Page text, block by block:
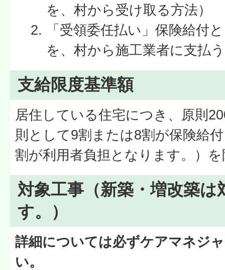
を、村から受け取る方法）
「受領委任払い」保険給付
を、村から施工業者に支払
支給限度基準額
居住している住宅につき、原則
則として9割または8割が保険給
割が利用者負担となります。）
対象工事（新築・増改築は
す。）
詳細については必ずケアマネジ
い。